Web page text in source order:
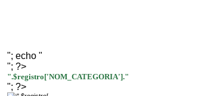
"; echo "
"; ?>
".$registro['NOM_CATEGORIA']."
"; ?>